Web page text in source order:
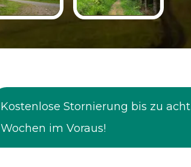
Kostenlose Stornierung bis zu acht
Wochen im Voraus!